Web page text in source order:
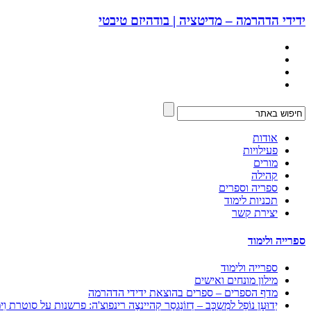
ידידי הדהרמה – מדיטציה | בודהיזם טיבטי
אודות
פעילויות
מורים
קהילה
ספריה וספרים
תכניות לימוד
יצירת קשר
ספרייה ולימוד
ספרייה ולימוד
מילון מונחים ואישים
מדף הספרים – ספרים בהוצאת ידידי הדהרמה
יְדוּעָן נוֹפֵל למִשְכָּב – דְזוֹנְגסַר קְהיינצֶה רינפוצ'ה: פרשנות על סוטרת